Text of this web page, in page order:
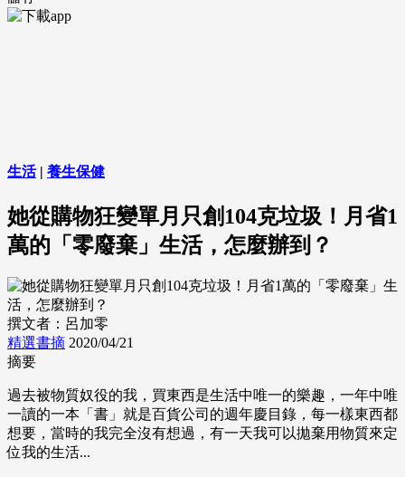
生活| 養生保健
她從購物狂變單月只創104克垃圾！月省1
萬的「零廢棄」生活，怎麼辦到？
撰文者：呂加零
精選書摘 2020/04/21
摘要
過去被物質奴役的我，買東西是生活中唯一的樂趣，一年中唯
一讀的一本「書」就是百貨公司的週年慶目錄，每一樣東西都
想要，當時的我完全沒有想過，有一天我可以拋棄用物質來定
位我的生活...